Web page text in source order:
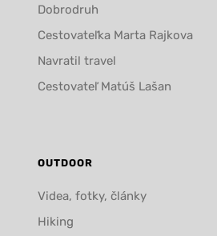
Dobrodruh
Cestovateľka Marta Rajkova
Navratil travel
Cestovateľ Matúš Lašan
OUTDOOR
Videa, fotky, články
Hiking